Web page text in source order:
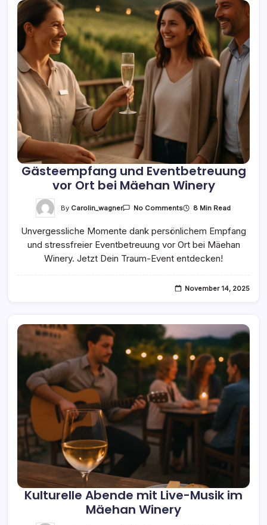
Gästeempfang und Eventbetreuung
vor Ort bei Mäehan Winery
By Carolin_wagner No CommentsOn
Eventbetreuung
Ort
Mäehan
8 Min Read
Unvergessliche Momente dank persönlichem Empfang
und stressfreier Eventbetreuung vor Ort bei Mäehan
Winery. Jetzt Dein Traum-Event entdecken!
November 14, 2025
Kulturelle Abende mit Live-Musik im
Mäehan Winery